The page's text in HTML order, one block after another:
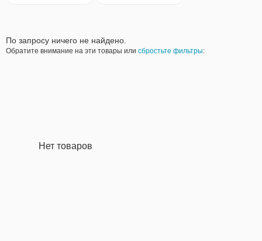
По запросу ничего не найдено.
Обратите внимание на эти товары или сбростьте фильтры:
Нет товаров